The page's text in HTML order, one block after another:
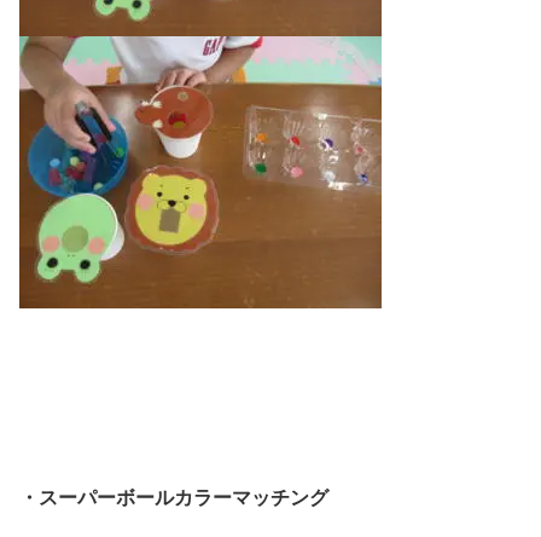
・スーパーボールカラーマッチング